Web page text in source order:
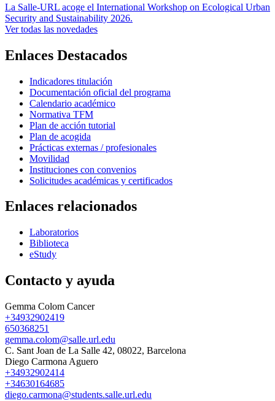
La Salle-URL acoge el International Workshop on Ecological Urban
Security and Sustainability 2026.
Ver todas las novedades
Enlaces Destacados
Indicadores titulación
Documentación oficial del programa
Calendario académico
Normativa TFM
Plan de acción tutorial
Plan de acogida
Prácticas externas / profesionales
Movilidad
Instituciones con convenios
Solicitudes académicas y certificados
Enlaces relacionados
Laboratorios
Biblioteca
eStudy
Contacto y ayuda
Gemma Colom Cancer
+34932902419
650368251
gemma.colom@salle.url.edu
C. Sant Joan de La Salle 42, 08022, Barcelona
Diego Carmona Aguero
+34932902414
+34630164685
diego.carmona@students.salle.url.edu